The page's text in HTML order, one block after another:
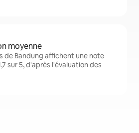
moyenne
de Bandung affichent une note
sur 5, d'après l'évaluation des